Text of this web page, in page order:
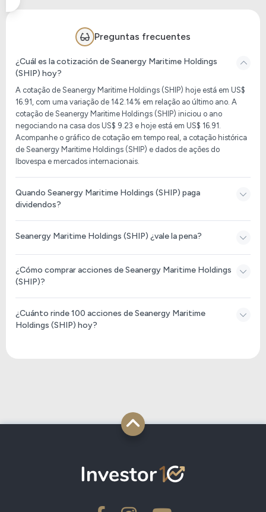
Preguntas frecuentes
¿Cuál es la cotización de Seanergy Maritime Holdings
(SHIP) hoy?
A cotação de Seanergy Maritime Holdings (SHIP) hoje está em US$
16.91, com uma variação de 142.14% em relação ao último ano. A
cotação de Seanergy Maritime Holdings (SHIP) iniciou o ano
negociando na casa dos US$ 9.23 e hoje está em US$ 16.91.
Acompanhe o gráfico de cotação em tempo real, a cotação histórica
de Seanergy Maritime Holdings (SHIP) e dados de ações do
Ibovespa e mercados internacionais.
Quando Seanergy Maritime Holdings (SHIP) paga
dividendos?
Seanergy Maritime Holdings (SHIP) ¿vale la pena?
¿Cómo comprar acciones de Seanergy Maritime Holdings
(SHIP)?
¿Cuánto rinde 100 acciones de Seanergy Maritime
Holdings (SHIP) hoy?